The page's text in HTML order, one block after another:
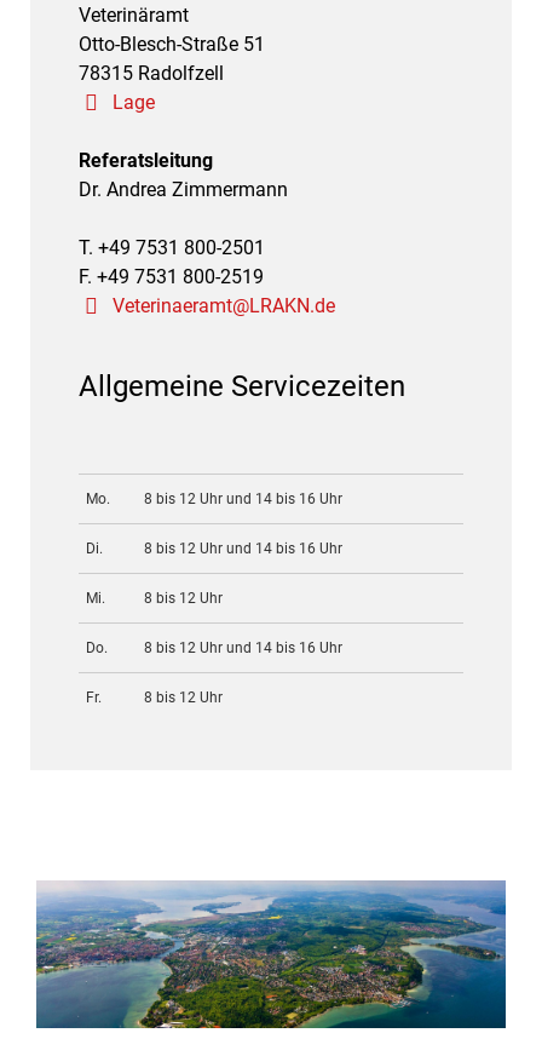
Veterinäramt
Otto-Blesch-Straße 51
78315 Radolfzell
Lage
Referatsleitung
Dr. Andrea Zimmermann
T. +49 7531 800-2501
F. +49 7531 800-2519
Veterinaeramt@LRAKN.de
Allgemeine Servicezeiten
Mo. 8 bis 12 Uhr und 14 bis 16 Uhr
Di. 8 bis 12 Uhr und 14 bis 16 Uhr
Mi. 8 bis 12 Uhr
Do. 8 bis 12 Uhr und 14 bis 16 Uhr
Fr. 8 bis 12 Uhr